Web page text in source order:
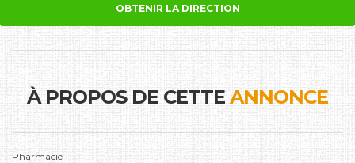
OBTENIR LA DIRECTION
À PROPOS DE CETTEANNONCE
Pharmacie